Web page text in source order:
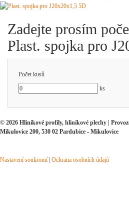
Zadejte prosím
Plast. spojka pro
Počet kusů
ks
© 2026 Hliníkové profily, hliníkové plechy |
Mikulovice 200, 530 02 Pardubice - Mikulovice
Nastavení soukromí Ochrana osobních údajů